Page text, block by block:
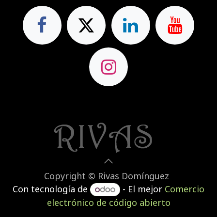
Copyright © Rivas Domínguez
Con tecnología de
- El mejor Comercio
electrónico de código abierto